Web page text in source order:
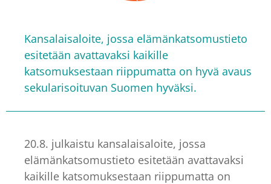
Kansalaisaloite, jossa elämänkatsomustieto
esitetään avattavaksi kaikille
katsomuksestaan riippumatta on hyvä avaus
sekularisoituvan Suomen hyväksi.
20.8. julkaistu kansalaisaloite, jossa
elämänkatsomustieto esitetään avattavaksi
kaikille katsomuksestaan riippumatta on